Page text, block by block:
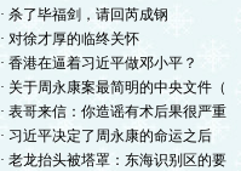
· 杀了毕福剑，请回芮成钢
· 对徐才厚的临终关怀
· 香港在逼着习近平做邓小平？
· 关于周永康案最简明的中央文件（
· 表哥来信：你造谣有术后果很严重
· 习近平决定了周永康的命运之后
· 老龙抬头被塔罩：东海识别区的要